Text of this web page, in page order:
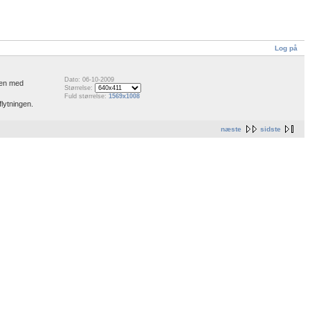
Log på
med
Dato: 06-10-2009
Størrelse:
Fuld størrelse: 1569x1008
næste sidste